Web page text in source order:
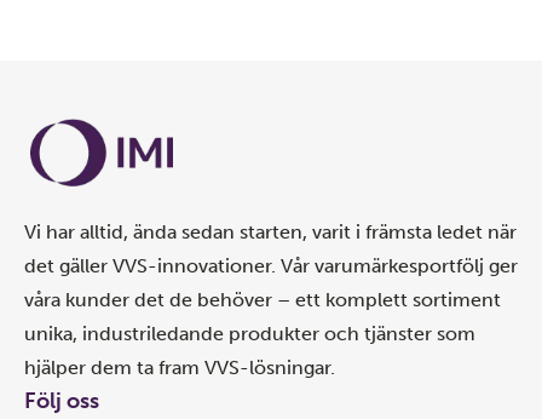
Vi har alltid, ända sedan starten, varit i främsta ledet när
det gäller VVS-innovationer. Vår varumärkesportfölj ger
våra kunder det de behöver – ett komplett sortiment
unika, industriledande produkter och tjänster som
hjälper dem ta fram VVS-lösningar.
Följ oss